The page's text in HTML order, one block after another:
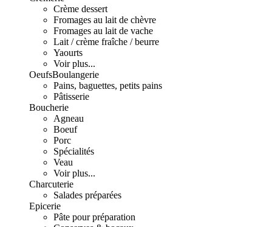
Crème dessert
Fromages au lait de chèvre
Fromages au lait de vache
Lait / crème fraîche / beurre
Yaourts
Voir plus...
OeufsBoulangerie
Pains, baguettes, petits pains
Pâtisserie
Boucherie
Agneau
Boeuf
Porc
Spécialités
Veau
Voir plus...
Charcuterie
Salades préparées
Epicerie
Pâte pour préparation